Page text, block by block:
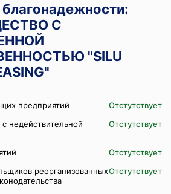
С
"SILU
предприятий
Отстутствует
недействительной
Отстутствует
Отстутствует
реорганизованныхОтстутствует